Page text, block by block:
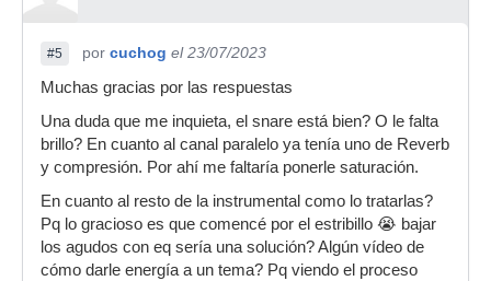
#5 por cuchog el 23/07/2023
Muchas gracias por las respuestas
Una duda que me inquieta, el snare está bien? O le falta
brillo? En cuanto al canal paralelo ya tenía uno de Reverb
y compresión. Por ahí me faltaría ponerle saturación.
En cuanto al resto de la instrumental como lo tratarlas?
Pq lo gracioso es que comencé por el estribillo 😭 bajar
los agudos con eq sería una solución? Algún vídeo de
cómo darle energía a un tema? Pq viendo el proceso